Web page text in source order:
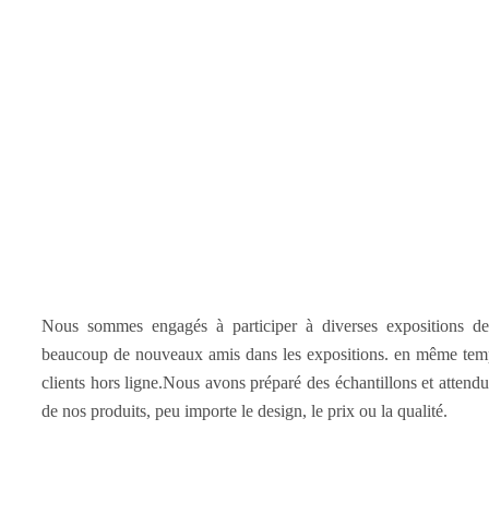
Nous sommes engagés à participer à diverses expositions
beaucoup de nouveaux amis dans les expositions. en même
clients hors ligne.Nous avons préparé des échantillons et
de nos produits, peu importe le design, le prix ou la qualité.